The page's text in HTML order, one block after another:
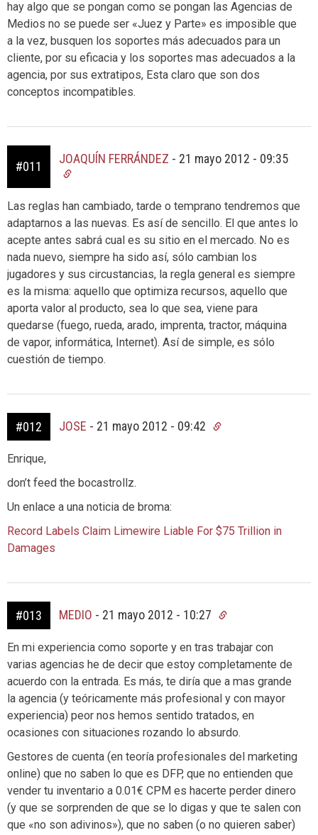
hay algo que se pongan como se pongan las Agencias de
Medios no se puede ser «Juez y Parte» es imposible que
a la vez, busquen los soportes más adecuados para un
cliente, por su eficacia y los soportes mas adecuados a la
agencia, por sus extratipos, Esta claro que son dos
conceptos incompatibles.
#011
JOAQUÍN FERRÁNDEZ - 21 mayo 2012 - 09:35
Las reglas han cambiado, tarde o temprano tendremos que
adaptarnos a las nuevas. Es así de sencillo. El que antes lo
acepte antes sabrá cual es su sitio en el mercado. No es
nada nuevo, siempre ha sido así, sólo cambian los
jugadores y sus circustancias, la regla general es siempre
es la misma: aquello que optimiza recursos, aquello que
aporta valor al producto, sea lo que sea, viene para
quedarse (fuego, rueda, arado, imprenta, tractor, máquina
de vapor, informática, Internet). Así de simple, es sólo
cuestión de tiempo.
#012 JOSE - 21 mayo 2012 - 09:42
Enrique,
don’t feed the bocastrollz.
Un enlace a una noticia de broma:
Record Labels Claim Limewire Liable For $75 Trillion in
Damages
#013 MEDIO - 21 mayo 2012 - 10:27
En mi experiencia como soporte y en tras trabajar con
varias agencias he de decir que estoy completamente de
acuerdo con la entrada. Es más, te diría que a mas grande
la agencia (y teóricamente más profesional y con mayor
experiencia) peor nos hemos sentido tratados, en
ocasiones con situaciones rozando lo absurdo.
Gestores de cuenta (en teoría profesionales del marketing
online) que no saben lo que es DFP, que no entienden que
vender tu inventario a 0.01€ CPM es hacerte perder dinero
(y que se sorprenden de que se lo digas y que te salen con
que «no son adivinos»), que no saben (o no quieren saber)